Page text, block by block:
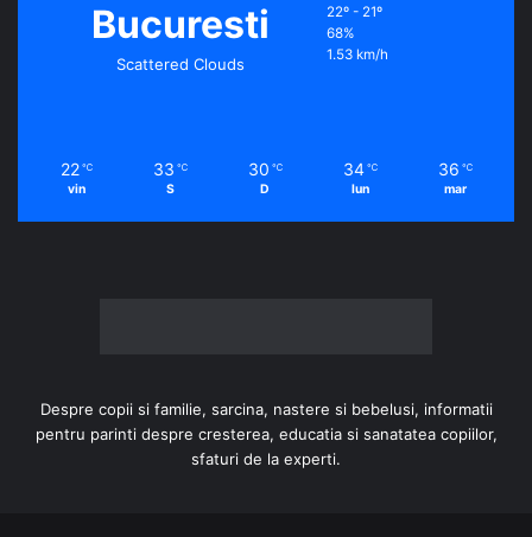
Bucuresti
Scattered Clouds
22º - 21º
68%
1.53 km/h
22 ℃
vin
33 ℃
S
30 ℃
D
34 ℃
lun
36 ℃
mar
Despre copii si familie, sarcina, nastere si bebelusi, informatii
pentru parinti despre cresterea, educatia si sanatatea copiilor,
sfaturi de la experti.